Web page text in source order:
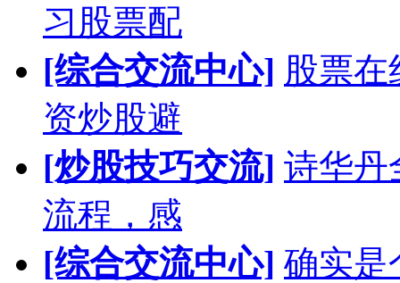
习股票配
[综合交流中心] 股票
资炒股避
[炒股技巧交流] 诗华丹
流程，感
[综合交流中心] 确实是